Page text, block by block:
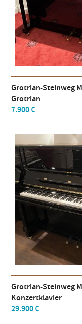
Grotrian-Steinweg
Grotrian
7.900 €
Grotrian-Steinweg
Konzertklavier
29.900 €